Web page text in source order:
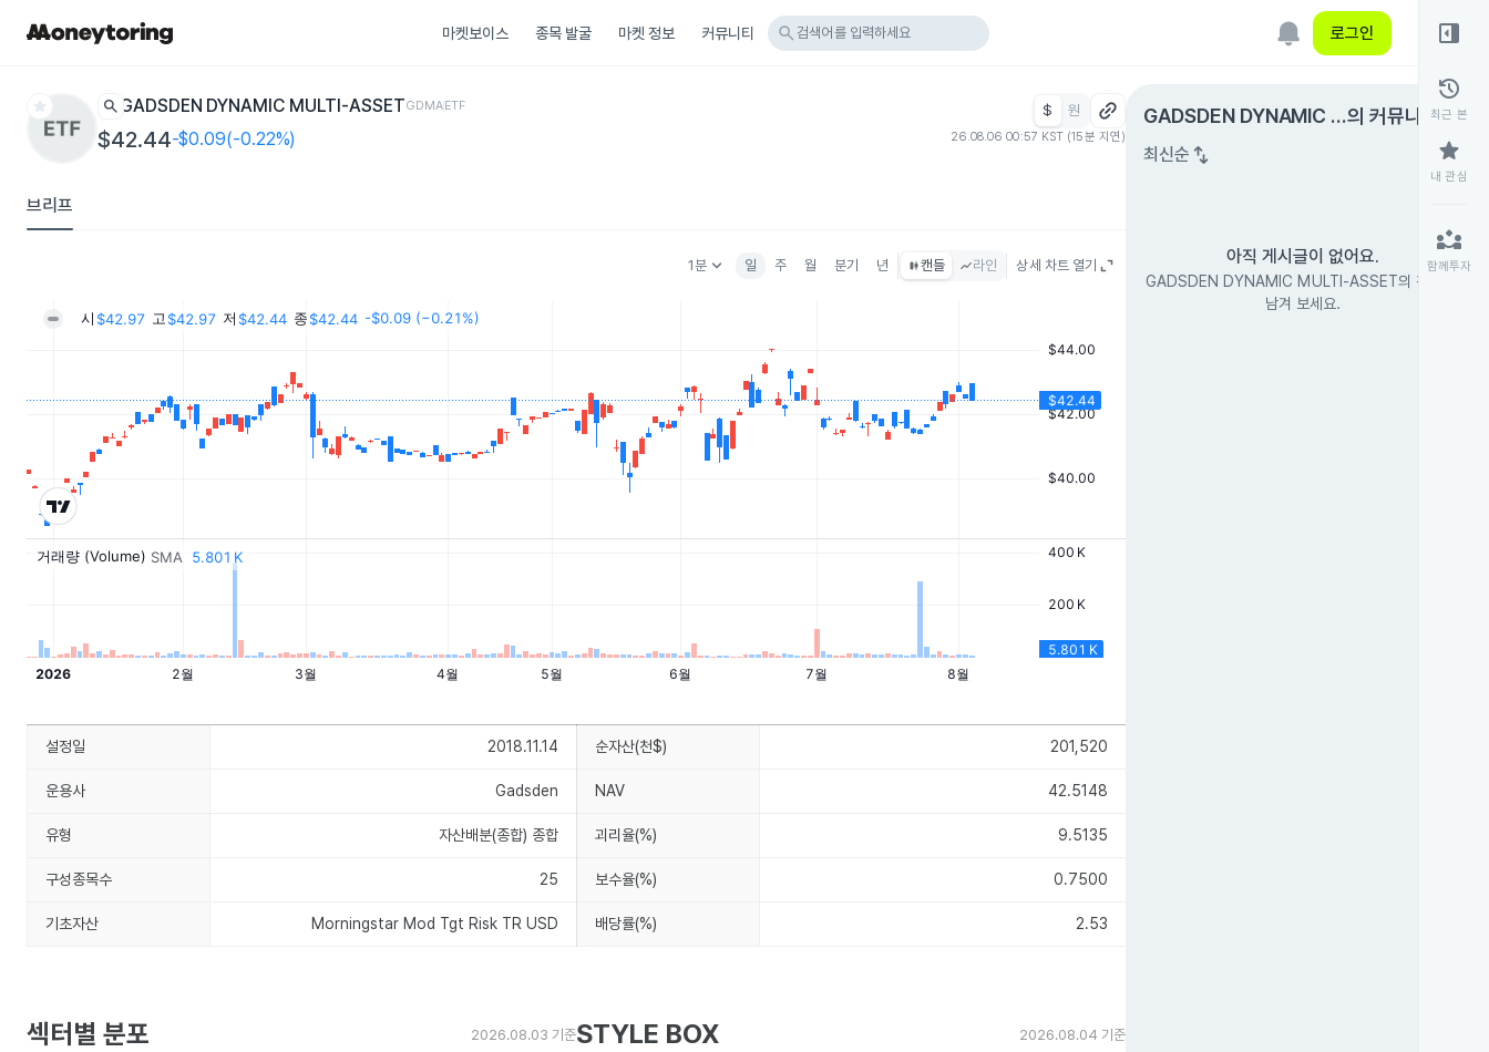
마켓보이스 종목 발굴 마켓 정보 커뮤니티 search 검색어를 입력하세요 로그인
star search GADSDEN DYNAMIC MULTI-ASSETGDMAETF
$42.44-$0.09(-0.22%)
$ 원
26.08.06 00:57 KST (15분 지연)
브리프
1분keyboard_arrow_down 일 주 월 분기 년 캔들 라인 상세 차트 열기
GADSDEN DYNAMIC M
ULTI-ASSET
의 커뮤니티expand_circle_right
최신순 swap_vert
아직 게시글이 없어요.
GADSDEN DYNAMIC MULTI-ASSET의 첫 글을
남겨 보세요.
right_panel_open
history
최근 본
star
내 관심
partner_exchange
함께투자